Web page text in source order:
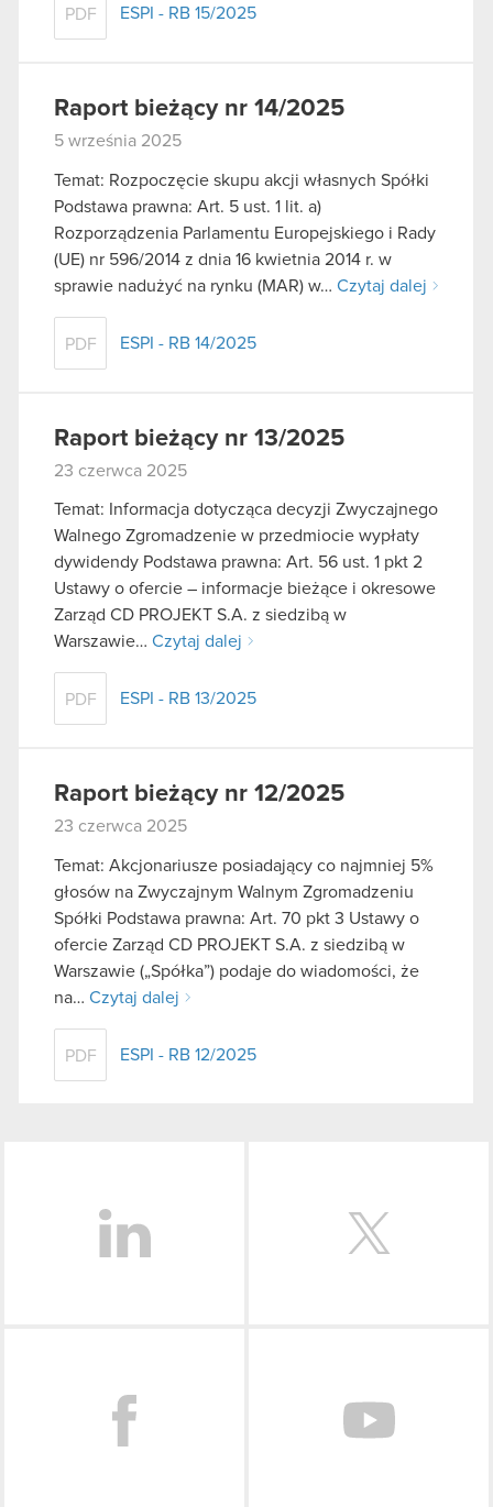
PDF ESPI - RB 15/2025
Raport bieżący nr 14/2025
5 września 2025
Temat: Rozpoczęcie skupu akcji własnych Spółki
Podstawa prawna: Art. 5 ust. 1 lit. a)
Rozporządzenia Parlamentu Europejskiego i Rady
(UE) nr 596/2014 z dnia 16 kwietnia 2014 r. w
sprawie nadużyć na rynku (MAR) w… Czytaj dalej
PDF ESPI - RB 14/2025
Raport bieżący nr 13/2025
23 czerwca 2025
Temat: Informacja dotycząca decyzji Zwyczajnego
Walnego Zgromadzenie w przedmiocie wypłaty
dywidendy Podstawa prawna: Art. 56 ust. 1 pkt 2
Ustawy o ofercie – informacje bieżące i okresowe
Zarząd CD PROJEKT S.A. z siedzibą w
Warszawie… Czytaj dalej
PDF ESPI - RB 13/2025
Raport bieżący nr 12/2025
23 czerwca 2025
Temat: Akcjonariusze posiadający co najmniej 5%
głosów na Zwyczajnym Walnym Zgromadzeniu
Spółki Podstawa prawna: Art. 70 pkt 3 Ustawy o
ofercie Zarząd CD PROJEKT S.A. z siedzibą w
Warszawie („Spółka”) podaje do wiadomości, że
na… Czytaj dalej
PDF ESPI - RB 12/2025